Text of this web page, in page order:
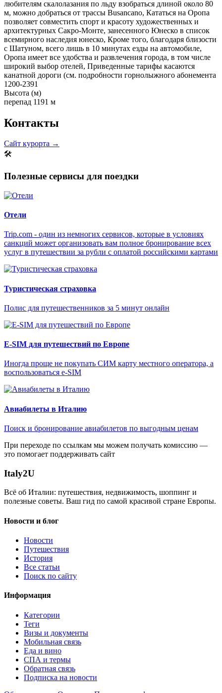
любителям скалолазания по льду взобраться длиной около 80
м, можно добраться от трассы Busancano, Кататься на Оропа
позволяет совместить спорт и красоту художественных и
архитектурных Сакро-Монте, занесенного Юнеско в список
всемирного наследия юнеско, Кроме того, благодаря близости
с Шатуном, всего лишь в 10 минутах езды на автомобиле,
Оропа имеет все удобства и развлечения города, в том числе
широкий выбор отелей, Приведенные тарифы касаются
канатной дороги (см. подробности горнолыжного абонемента
1200-2391
Высота (м)
перепад 1191 м
Контакты
Сайт курорта →
🛠
Полезные сервисы для поездки
Отели
Trip.com - один из немногих сервисов, которые в условиях
санкций может организовать вам полное бронирование всех
услуг в путешествии за рубли с оплатой российскими картами
Туристическая страховка
Полис для путешественников за 5 минут онлайн
E-SIM для путешествий по Европе
Иногда проще не покупать СИМ карту местного оператора, а
воспользоваться e-SIM
Авиабилеты в Италию
Поиск и бронирование авиабилетов по выгодным ценам
При переходе по ссылкам мы можем получать комиссию —
это помогает поддерживать сайт
Italy2U
Всё об Италии: путешествия, недвижимость, шоппинг и
полезные советы. Ваш гид по самой красивой стране Европы.
Новости и блог
Новости
Путешествия
История
Все статьи
Поиск по сайту
Информация
Категории
Теги
Визы и документы
Мобильная связь
Еда и вино
СПА и термы
Обратная связь
Подписка на новости